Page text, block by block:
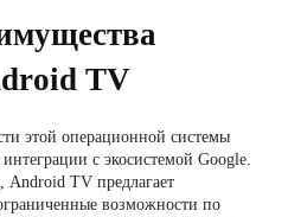
TV
этой операционной системы
с экосистемой Google.
Android TV предлагает
возможности по